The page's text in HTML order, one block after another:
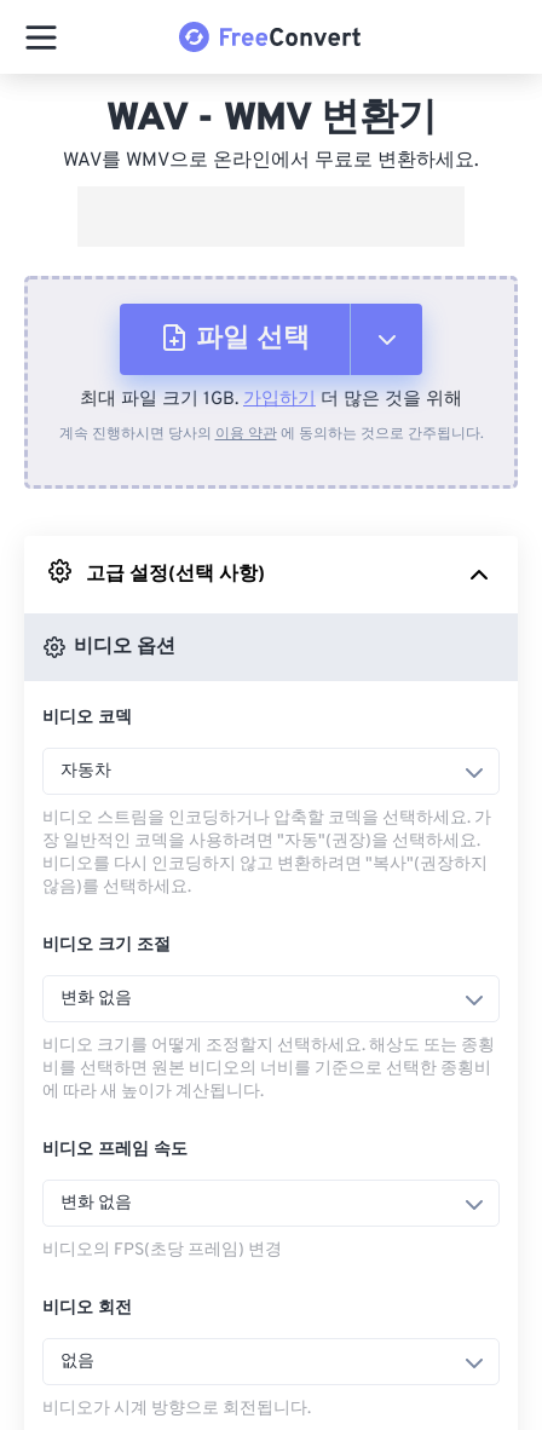
WAV - WMV 변환기
WAV를 WMV으로 온라인에서 무료로 변환하세요.
파일 선택
장치에서
Google 드라이브에서
최대 파일 크기 1GB. 가입하기 더 많은 것을 위해
계속 진행하시면 당사의 이용 약관에 동의하는 것으로 간주됩니다.
고급 설정(선택 사항)
비디오 옵션
비디오 코덱
자동차
비디오 스트림을 인코딩하거나 압축할 코덱을 선택하세요. 가
장 일반적인 코덱을 사용하려면 "자동"(권장)을 선택하세요.
비디오를 다시 인코딩하지 않고 변환하려면 "복사"(권장하지
않음)를 선택하세요.
비디오 크기 조절
변화 없음
비디오 크기를 어떻게 조정할지 선택하세요. 해상도 또는 종횡
비를 선택하면 원본 비디오의 너비를 기준으로 선택한 종횡비
에 따라 새 높이가 계산됩니다.
비디오 프레임 속도
변화 없음
비디오의 FPS(초당 프레임) 변경
비디오 회전
없음
비디오가 시계 방향으로 회전됩니다.